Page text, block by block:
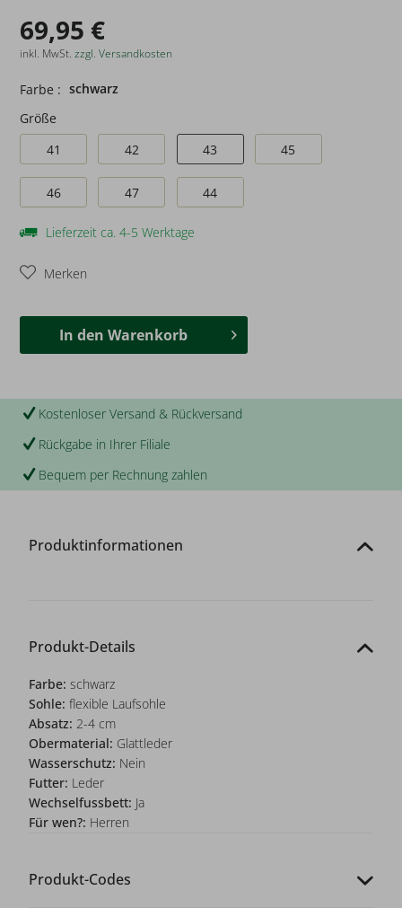
69,95 €
inkl. MwSt.zzgl. Versandkosten
Farbe : schwarz
Größe
41
42 43 45
46 47 44
Lieferzeit ca. 4-5 Werktage
Merken
In den Warenkorb
Kostenloser Versand & Rückversand
Rückgabe in Ihrer Filiale
Bequem per Rechnung zahlen
Produktinformationen
Produkt-Details
Farbe:schwarz
Sohle: flexible Laufsohle
Absatz: 2-4 cm
Obermaterial: Glattleder
Wasserschutz: Nein
Futter: Leder
Wechselfussbett: Ja
Für wen?: Herren
Produkt-Codes